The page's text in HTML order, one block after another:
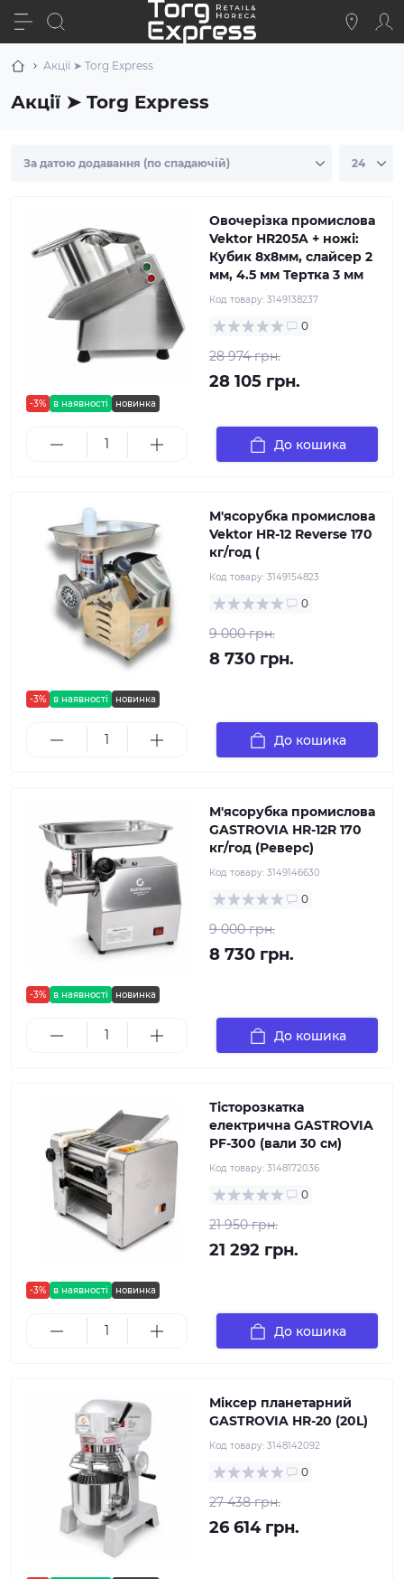
Акції ➤ Torg Express
Акції ➤ Torg Express
-3% в наявності новинка
Овочерізка промислова
Vektor HR205A + ножі:
Кубик 8х8мм, слайсер 2
мм, 4.5 мм Тертка 3 мм
Код товару: 3149138237
0
28 974 грн.
28 105 грн.
До кошика
-3% в наявності новинка
М'ясорубка промислова
Vektor HR-12 Reverse 170
кг/год (
Код товару: 3149154823
0
9 000 грн.
8 730 грн.
До кошика
-3% в наявності новинка
М'ясорубка промислова
GASTROVIA HR-12R 170
кг/год (Реверс)
Код товару: 3149146630
0
9 000 грн.
8 730 грн.
До кошика
-3% в наявності новинка
Тісторозкатка
електрична GASTROVIA
PF-300 (вали 30 см)
Код товару: 3148172036
0
21 950 грн.
21 292 грн.
До кошика
Міксер планетарний
GASTROVIA HR-20 (20L)
Код товару: 3148142092
0
27 438 грн.
26 614 грн.